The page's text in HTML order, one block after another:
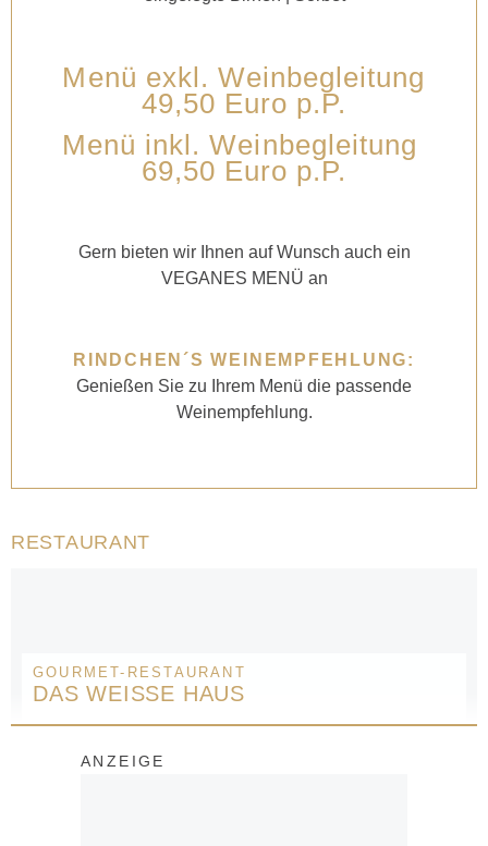
Menü exkl. Weinbegleitung
49,50 Euro p.P.
Menü inkl. Weinbegleitung
69,50 Euro p.P.
Gern bieten wir Ihnen auf Wunsch auch ein
VEGANES MENÜ an
RINDCHEN´S WEINEMPFEHLUNG:
Genießen Sie zu Ihrem Menü die passende
Weinempfehlung.
RESTAURANT
GOURMET-RESTAURANT
DAS WEISSE HAUS
ANZEIGE